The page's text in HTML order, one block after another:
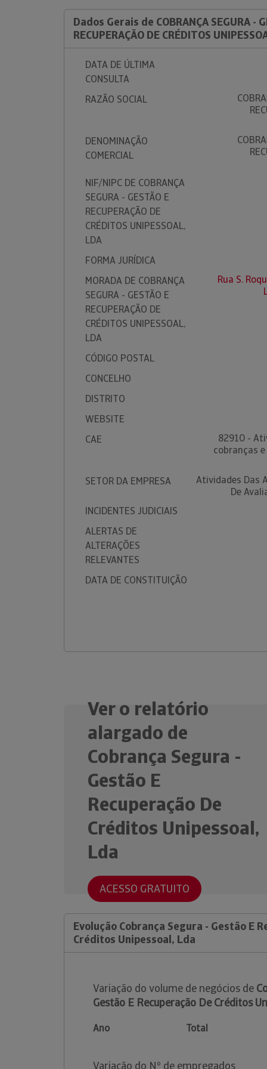
Dados Gerais de COBRANÇA SEGURA -
RECUPERAÇÃO DE CRÉDITOS
DATA DE ÚLTIMA
CONSULTA
RAZÃO SOCIAL
DENOMINAÇÃO
COMERCIAL
NIF/NIPC DE COBRANÇA
SEGURA - GESTÃO E
RECUPERAÇÃO DE
CRÉDITOS UNIPESSOAL,
LDA
FORMA JURÍDICA
MORADA DE COBRANÇA
SEGURA - GESTÃO E
RECUPERAÇÃO DE
CRÉDITOS UNIPESSOAL,
LDA
Rua S.
CÓDIGO POSTAL
CONCELHO
DISTRITO
WEBSITE
CAE
82910 -
cobranças
SETOR DA EMPRESA
Atividades Das
De
INCIDENTES JUDICIAIS
ALERTAS DE
ALTERAÇÕES
RELEVANTES
DATA DE CONSTITUIÇÃO
Ver o relatório
alargado de
Cobrança Segura -
Gestão E
Recuperação De
Créditos Unipessoal,
Lda
ACESSO GRATUITO
Evolução Cobrança Segura - Gestão E
Créditos Unipessoal, Lda
Variação do volume de negócios de
Gestão E Recuperação De Créditos
Ano Total
Variação do Nº de empregados